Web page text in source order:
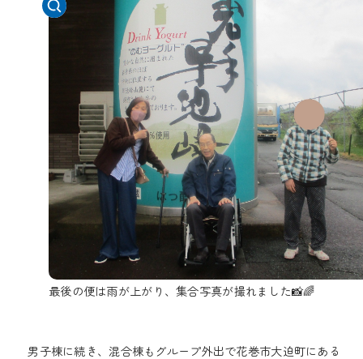
最後の便は雨が上がり、集合写真が撮れました📸🌈
男子棟に続き、混合棟もグループ外出で花巻市大迫町にある